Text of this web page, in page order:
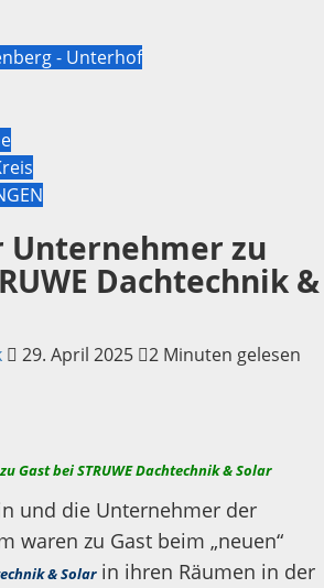
- Unterhof
zu
Dachtechnik &
29. April 2025
2 Minuten gelesen
Gast bei STRUWE Dachtechnik & Solar
und die Unternehmer der
waren zu Gast beim „neuen“
& Solarin ihren Räumen in der